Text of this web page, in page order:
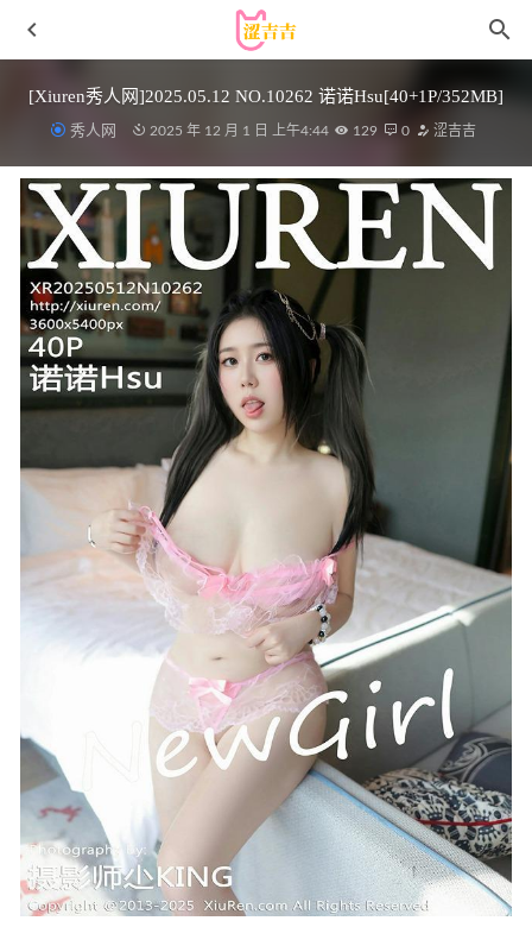
[Xiuren秀人网]2025.05.12 NO.10262 诺诺Hsu[40+1P/352MB]
秀人网 2025 年 12 月 1 日 上午4:44 129 0 涩吉吉
[Xiuren秀人网]2023.06.16 NO.6930 王婉悠Queen[72+1P／
646MB] 2023-11-26
清水由乃 – NO.080 老板午休室[58P1V-338MB]
霜月shimo – NO.151 DL写真集Dailyデイリーしも Vol.04
[115P-143MB] 2026-07-01
[XIAOYU语画界]2024.02.07 VOL.1201 程程程-
[81+1P/674MB] 2025-03-28
[Xiuren秀人网]2025.01.25 NO.9815 星星baby[70+1P/654MB]